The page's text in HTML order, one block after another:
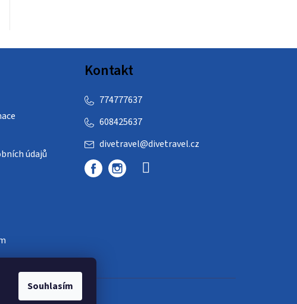
Souhlasím
údajů
Kontakt
divetravel@divetravel.cz
608425637
774777637